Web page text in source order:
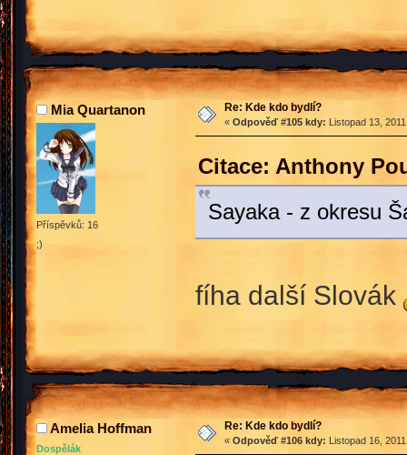
Mia Quartanon
Příspěvků: 16
;)
Re: Kde kdo bydlí?
« Odpověď #105 kdy: Listopad 13,
Citace: Anthony
Sayaka - z okresu
fíha další Slovák
Amelia Hoffman
Dospělák
Re: Kde kdo bydlí?
« Odpověď #106 kdy: Listopad 16,